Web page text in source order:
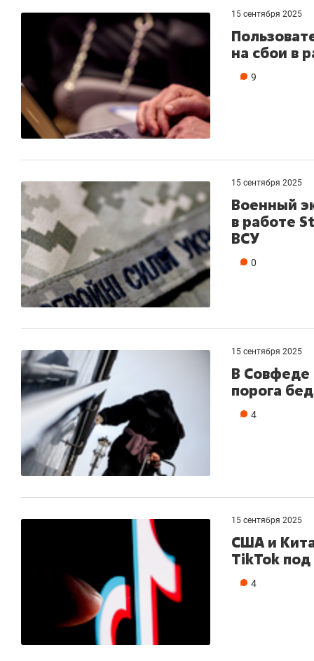
15 сентября 2025
на сбои в
9
15 сентября 2025
Военный
в работе
ВСУ
0
15 сентября 2025
В
порога
4
15 сентября 2025
США и
TikTok
4